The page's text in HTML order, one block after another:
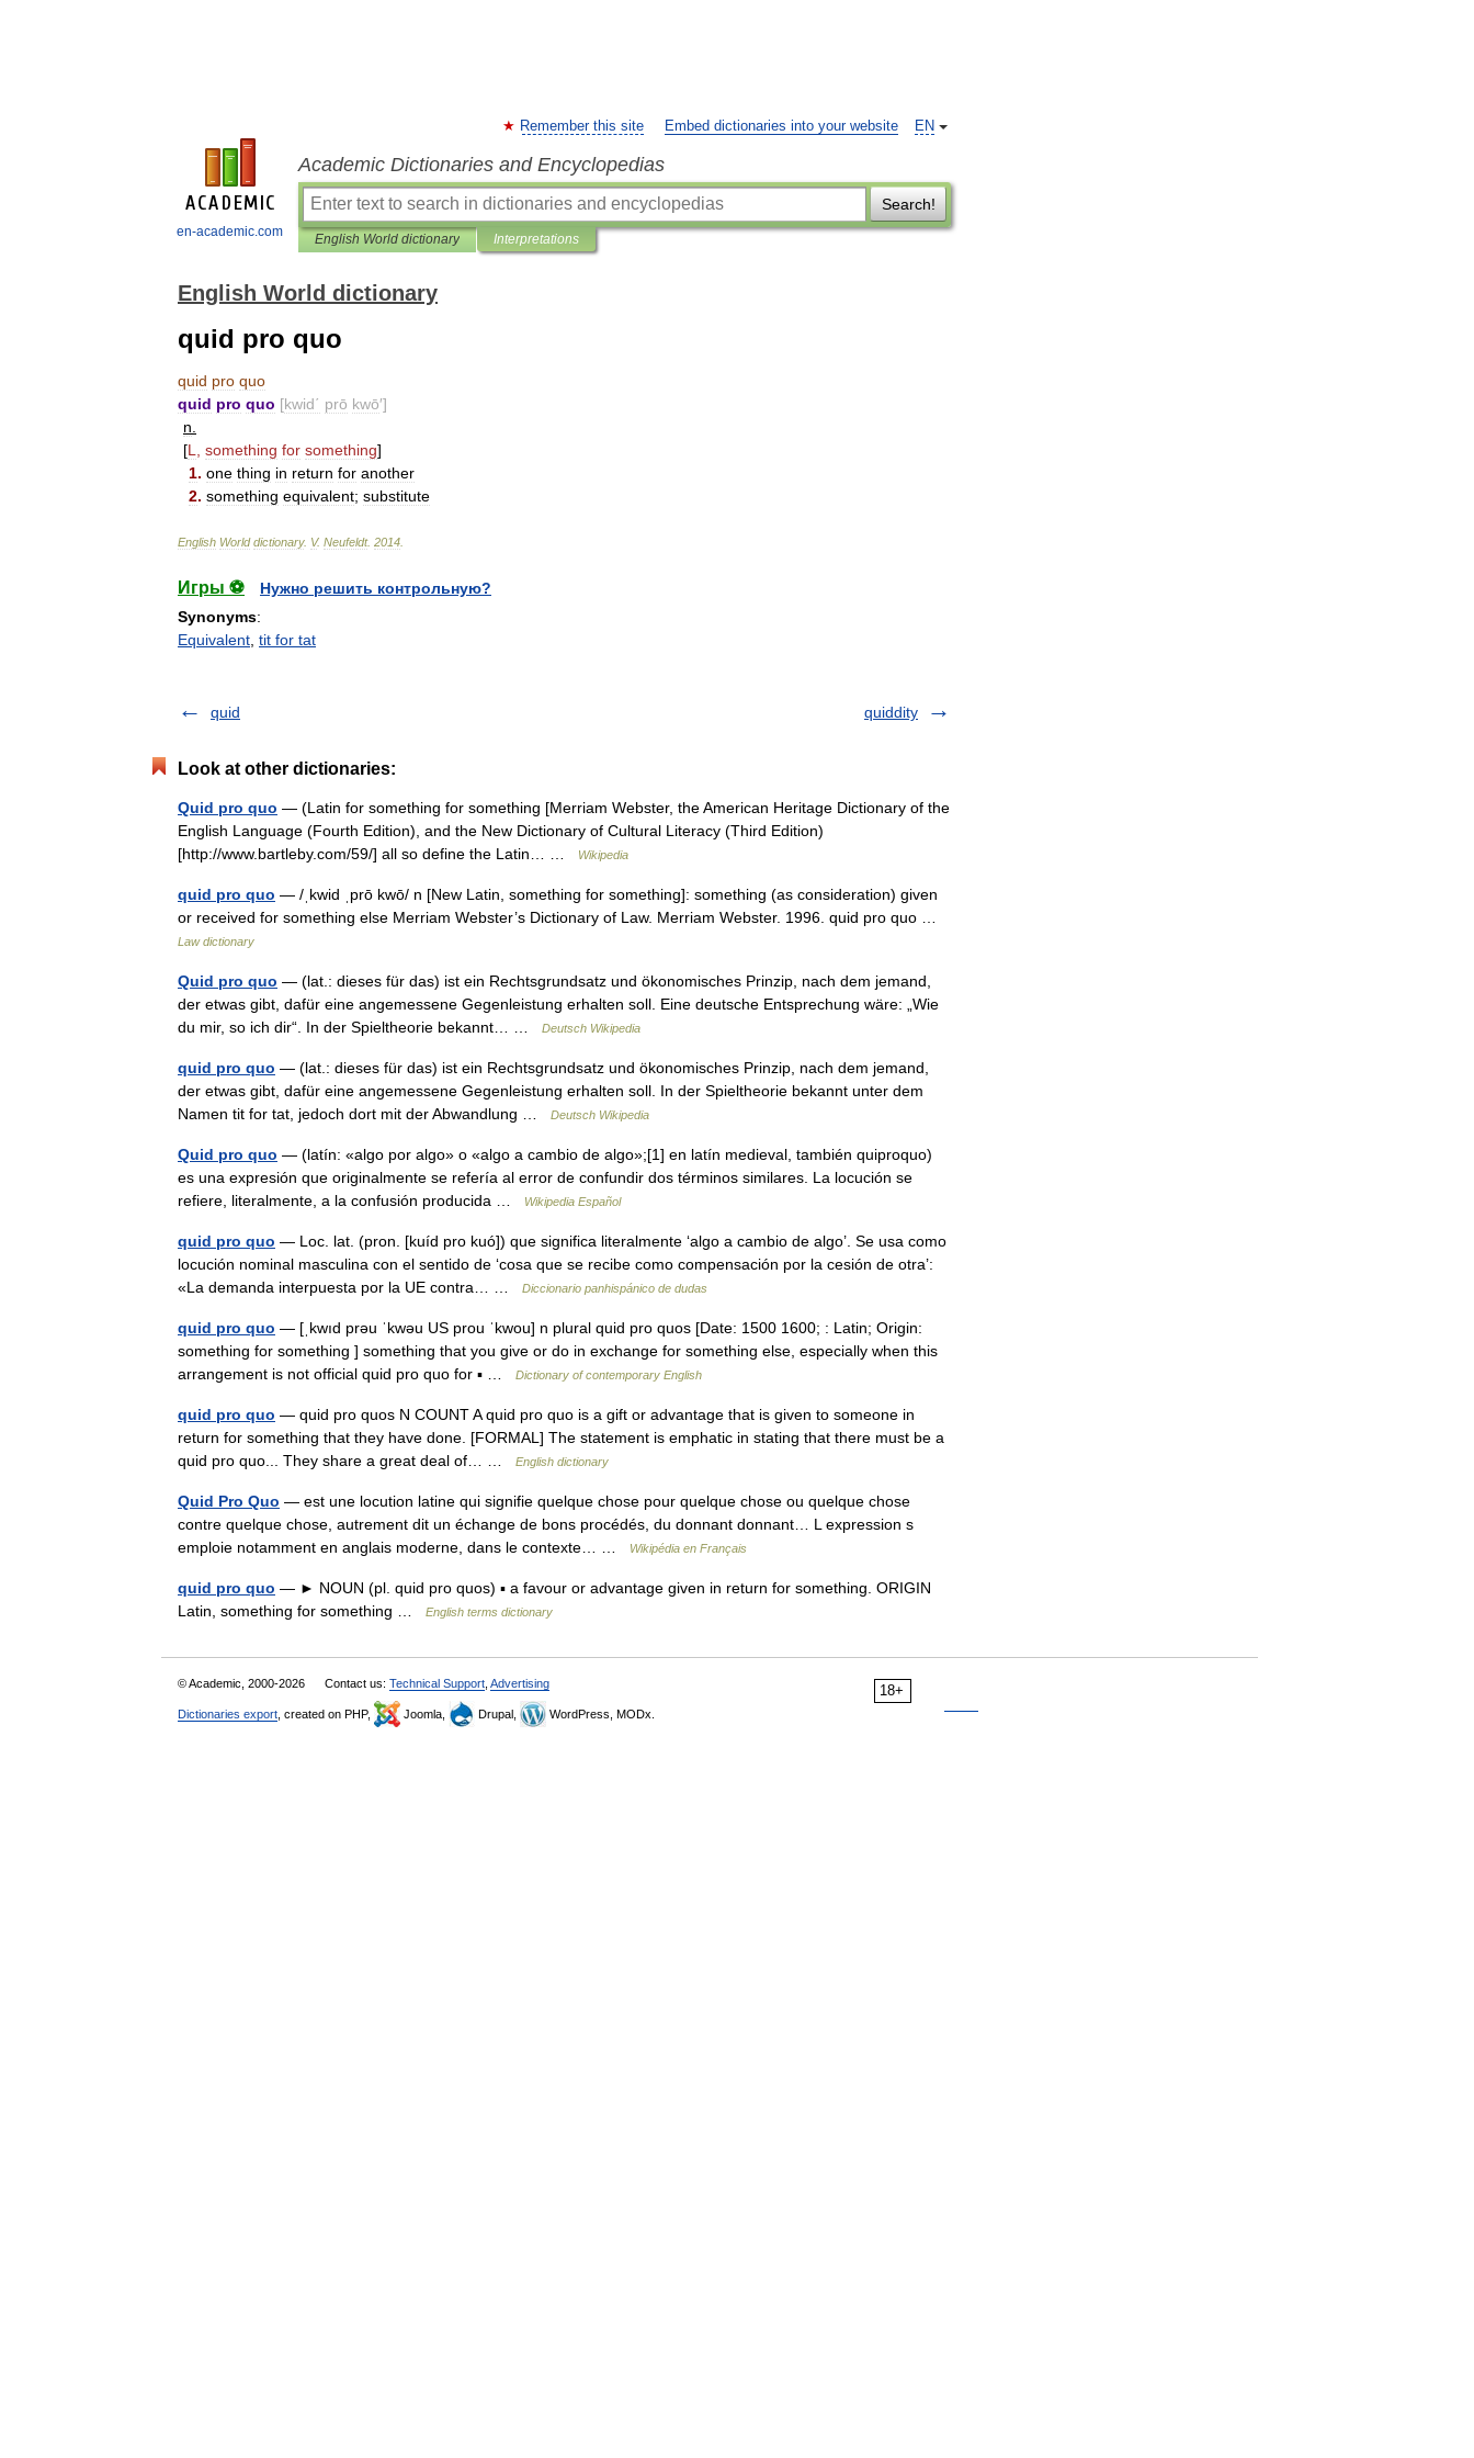
en-academic.com
EN
Remember this site Embed dictionaries into your website
Academic Dictionaries and Encyclopedias
Search!
English World dictionary Interpretations
English World dictionary
quid pro quo
quid pro quo
quid pro quo [kwid΄ prō kwō′]
n
[L something for something]
1. one thing in return for another
2. something equivalent; substitute
English World dictionary. V. Neufeldt. 2014
Игры ⚽
Нужно решить контрольную?
Synonyms:
Equivalent tit for tat
quid quiddity
Look at other dictionaries:
Quid pro quo — (Latin for something for something [Merriam Webster, the American Heritage Dictionary of the
English Language (Fourth Edition), and the New Dictionary of Cultural Literacy (Third Edition)
[http://www.bartleby.com/59/] all so define the Latin… …
Wikipedia
quid pro quo — /ˌkwid ˌprō kwō/ n [New Latin, something for something]: something (as consideration) given
or received for something else Merriam Webster’s Dictionary of Law. Merriam Webster. 1996. quid pro quo …
Law dictionary
Quid pro quo — (lat.: dieses für das) ist ein Rechtsgrundsatz und ökonomisches Prinzip, nach dem jemand,
der etwas gibt, dafür eine angemessene Gegenleistung erhalten soll. Eine deutsche Entsprechung wäre: „Wie
du mir, so ich dir“. In der Spieltheorie bekannt… …
Deutsch Wikipedia
quid pro quo — (lat.: dieses für das) ist ein Rechtsgrundsatz und ökonomisches Prinzip, nach dem jemand,
der etwas gibt, dafür eine angemessene Gegenleistung erhalten soll. In der Spieltheorie bekannt unter dem
Namen tit for tat, jedoch dort mit der Abwandlung …
Deutsch Wikipedia
Quid pro quo — (latín: «algo por algo» o «algo a cambio de algo»;[1] en latín medieval, también quiproquo)
es una expresión que originalmente se refería al error de confundir dos términos similares. La locución se
refiere, literalmente, a la confusión producida …
Wikipedia Español
quid pro quo — Loc. lat. (pron. [kuíd pro kuó]) que significa literalmente ‘algo a cambio de algo’. Se usa como
locución nominal masculina con el sentido de ‘cosa que se recibe como compensación por la cesión de otra’:
«La demanda interpuesta por la UE contra… …
Diccionario panhispánico de dudas
quid pro quo — [ˌkwıd prəu ˈkwəu US prou ˈkwou] n plural quid pro quos [Date: 1500 1600; : Latin; Origin:
something for something ] something that you give or do in exchange for something else, especially when this
arrangement is not official quid pro quo for ▪ …
Dictionary of contemporary English
quid pro quo — quid pro quos N COUNT A quid pro quo is a gift or advantage that is given to someone in
return for something that they have done. [FORMAL] The statement is emphatic in stating that there must be a
quid pro quo... They share a great deal of… …
English dictionary
Quid Pro Quo — est une locution latine qui signifie quelque chose pour quelque chose ou quelque chose
contre quelque chose, autrement dit un échange de bons procédés, du donnant donnant… L expression s
emploie notamment en anglais moderne, dans le contexte… …
Wikipédia en Français
quid pro quo — ► NOUN (pl. quid pro quos) ▪ a favour or advantage given in return for something. ORIGIN
Latin, something for something …
English terms dictionary
18+
© Academic, 2000-2026 Contact us: Technical Support Advertising
Dictionaries export , created on PHP, Joomla, Drupal, WordPress, MODx.